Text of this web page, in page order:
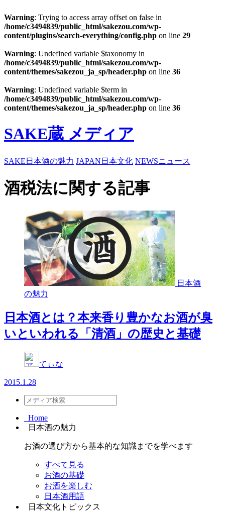
Warning: Trying to access array offset on false in
/home/c3494839/public_html/sakezou.com/wp-
content/plugins/search-everything/config.php on line 29
Warning: Undefined variable $taxonomy in
/home/c3494839/public_html/sakezou.com/wp-
content/themes/sakezou_ja_sp/header.php on line 36
Warning: Undefined variable $term in
/home/c3494839/public_html/sakezou.com/wp-
content/themes/sakezou_ja_sp/header.php on line 36
SAKE蔵 メディア
SAKE 日本酒の魅力 JAPAN 日本文化 NEWSニュース
酒税法に関する記事
日本酒
の魅力
日本酒とは？本来香り豊かなお酒が臭
いといわれる「清酒」の歴史と基礎
てぃな
2015.1.28
Home
日本酒の魅力
お酒の選び方から基本的な知識までを学べます
すべて見る
お酒の基礎
お酒を楽しむ
日本酒用語
日本文化トピックス